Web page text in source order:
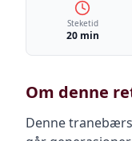
Steketid
20 min
Om denne
Denne